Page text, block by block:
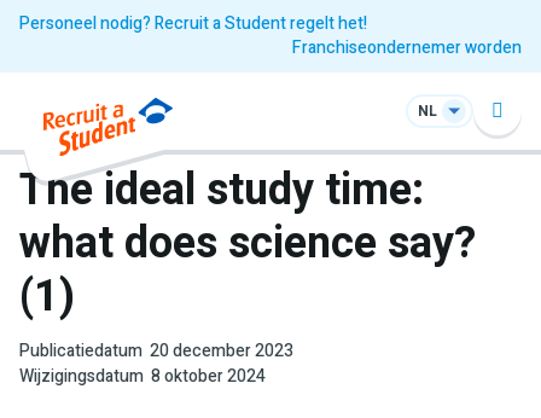
Personeel nodig? Recruit a Student regelt het!
Franchiseondernemer worden
NL
The ideal study time:
what does science say?
(1)
Publicatiedatum 20 december 2023
Wijzigingsdatum 8 oktober 2024